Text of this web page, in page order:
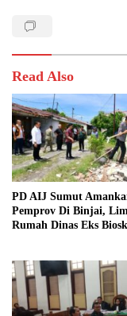
Read Also
PD AIJ Sumut
Pemprov Di Binjai,
Rumah Dinas Eks